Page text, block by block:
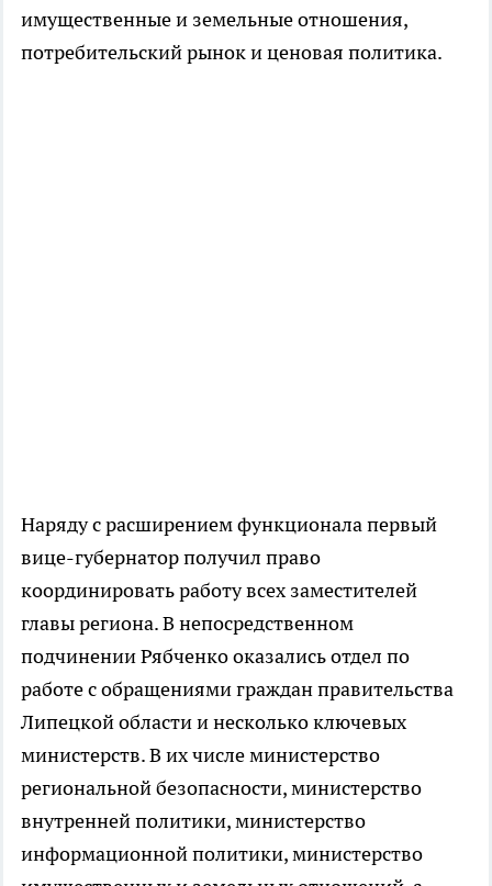
имущественные и земельные отношения,
потребительский рынок и ценовая политика.
Наряду с расширением функционала первый
вице-губернатор получил право
координировать работу всех заместителей
главы региона. В непосредственном
подчинении Рябченко оказались отдел по
работе с обращениями граждан правительства
Липецкой области и несколько ключевых
министерств. В их числе министерство
региональной безопасности, министерство
внутренней политики, министерство
информационной политики, министерство